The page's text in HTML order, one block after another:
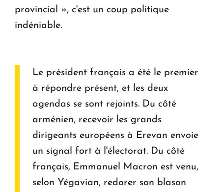
provincial », c'est un coup politique
indéniable.
Le président français a été le premier
à répondre présent, et les deux
agendas se sont rejoints. Du côté
arménien, recevoir les grands
dirigeants européens à Erevan envoie
un signal fort à l'électorat. Du côté
français, Emmanuel Macron est venu,
selon Yégavian, redorer son blason